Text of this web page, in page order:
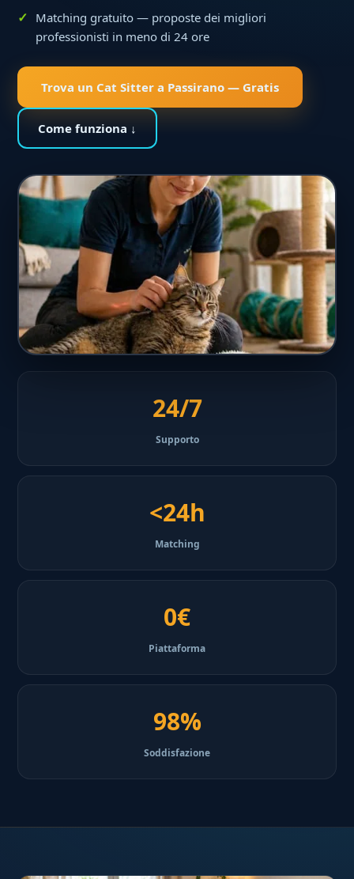
Matching gratuito — proposte dei migliori
professionisti in meno di 24 ore
Trova un Cat Sitter a Passirano — Gratis
Come funziona ↓
24/7
Supporto
<24h
Matching
0€
Piattaforma
98%
Soddisfazione